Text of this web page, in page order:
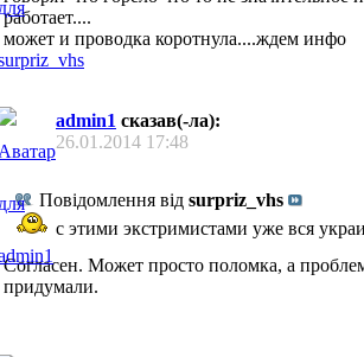
работает....
может и проводка коротнула....ждем инфо
admin1 сказав(-ла):
26.01.2014 17:48
Повідомлення від surpriz_vhs
с этими экстримистами уже вся
Согласен. Может просто поломка, а
придумали.